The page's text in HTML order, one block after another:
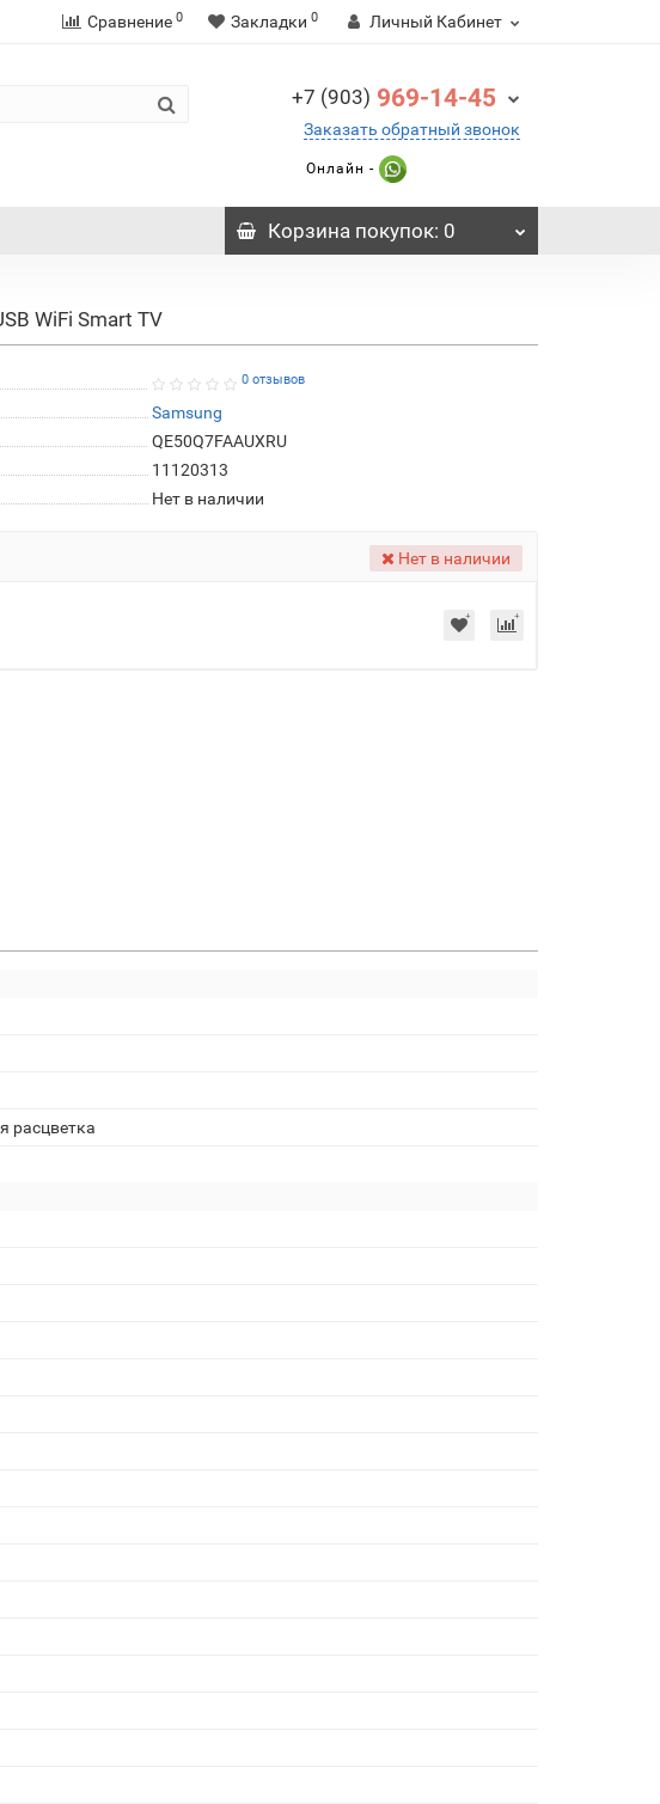
Сравнение 0 Закладки 0 Личный Кабинет
+7 (903) 969-14-45
Заказать обратный звонок
Онлайн -
Корзинапокупок: 0
WiFi Smart TV
0 отзывов
Samsung
QE50Q7FAAUXRU
11120313
Нет в наличии
Нет в наличии
расцветка